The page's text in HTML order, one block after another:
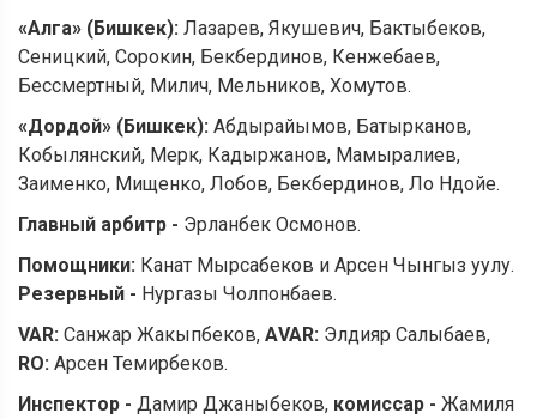
«Алга» (Бишкек): Лазарев, Якушевич, Бактыбеков,
Сеницкий, Сорокин, Бекбердинов, Кенжебаев,
Бессмертный, Милич, Мельников, Хомутов.
«Дордой» (Бишкек): Абдырайымов, Батырканов,
Кобылянский, Мерк, Кадыржанов, Мамыралиев,
Заименко, Мищенко, Лобов, Бекбердинов, Ло Ндойе.
Главный арбитр - Эрланбек Осмонов.
Помощники: Канат Мырсабеков и Арсен Чынгыз уулу.
Резервный - Нургазы Чолпонбаев.
VAR: Санжар Жакыпбеков, АVAR: Элдияр Салыбаев,
RO: Арсен Темирбеков.
Инспектор - Дамир Джаныбеков, комиссар - Жамиля